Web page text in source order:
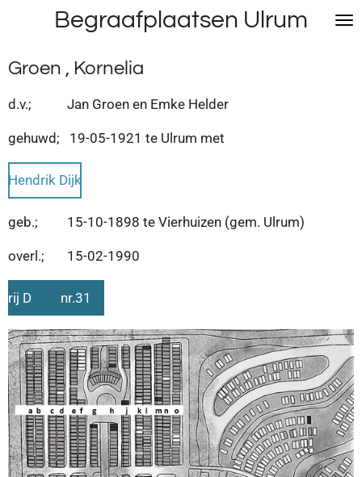
naar
de
hoofdinhoud
Begraafplaatsen Ulrum
Groen , Kornelia
d.v.; Jan Groen en Emke Helder
gehuwd; 19-05-1921 te Ulrum met
Hendrik Dijk
geb.; 15-10-1898 te Vierhuizen (gem. Ulrum)
overl.; 15-02-1990
rij D nr.31